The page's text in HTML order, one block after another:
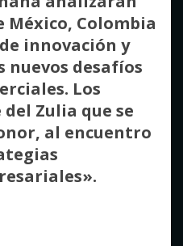
México, Colombia
innovación y
nuevos desafíos
Los
Zulia que se
al encuentro